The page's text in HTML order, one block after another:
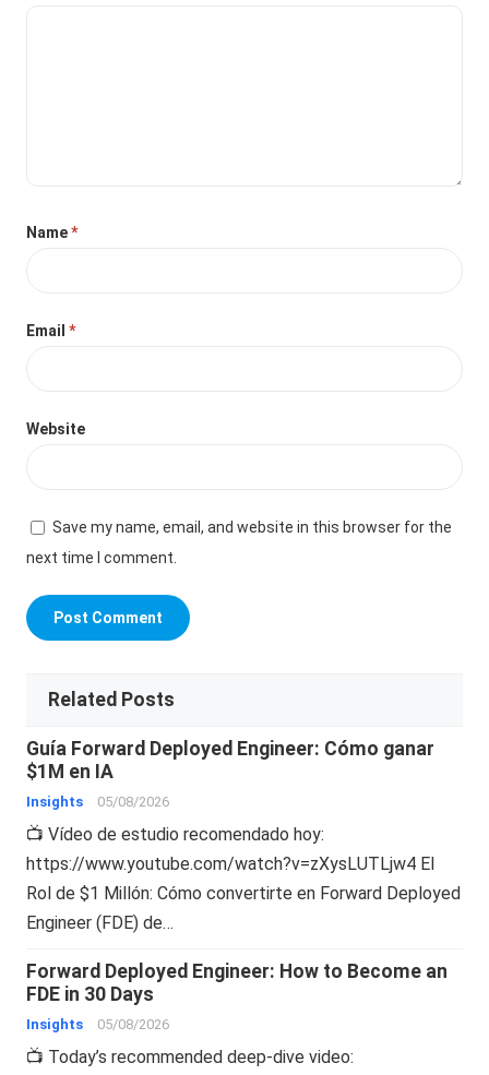
Name*
Email*
Website
Save my name, email, and website in this browser for the
next time I comment.
Related Posts
Guía Forward Deployed Engineer: Cómo ganar
$1M en IA
Insights 05/08/2026
📺 Vídeo de estudio recomendado hoy:
https://www.youtube.com/watch?v=zXysLUTLjw4 El
Rol de $1 Millón: Cómo convertirte en Forward Deployed
Engineer (FDE) de…
Forward Deployed Engineer: How to Become an
FDE in 30 Days
Insights 05/08/2026
📺 Today’s recommended deep-dive video: